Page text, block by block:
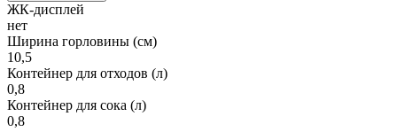
ЖК-дисплей
нет
Ширина горловины (см)
10,5
Контейнер для отходов (л)
0,8
Контейнер для сока (л)
0,8